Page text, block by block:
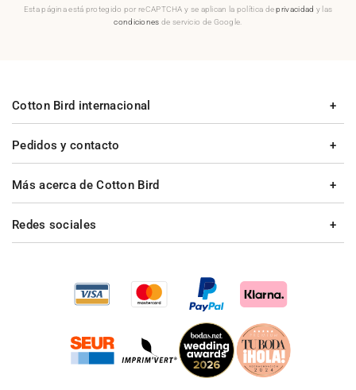
Esta página está protegido por reCAPTCHA y se aplican la política deprivacidad y las
condiciones de servicio de Google.
Pedidos y contacto
Más acerca de Cotton Bird
Cotton Bird internacional
Redes sociales